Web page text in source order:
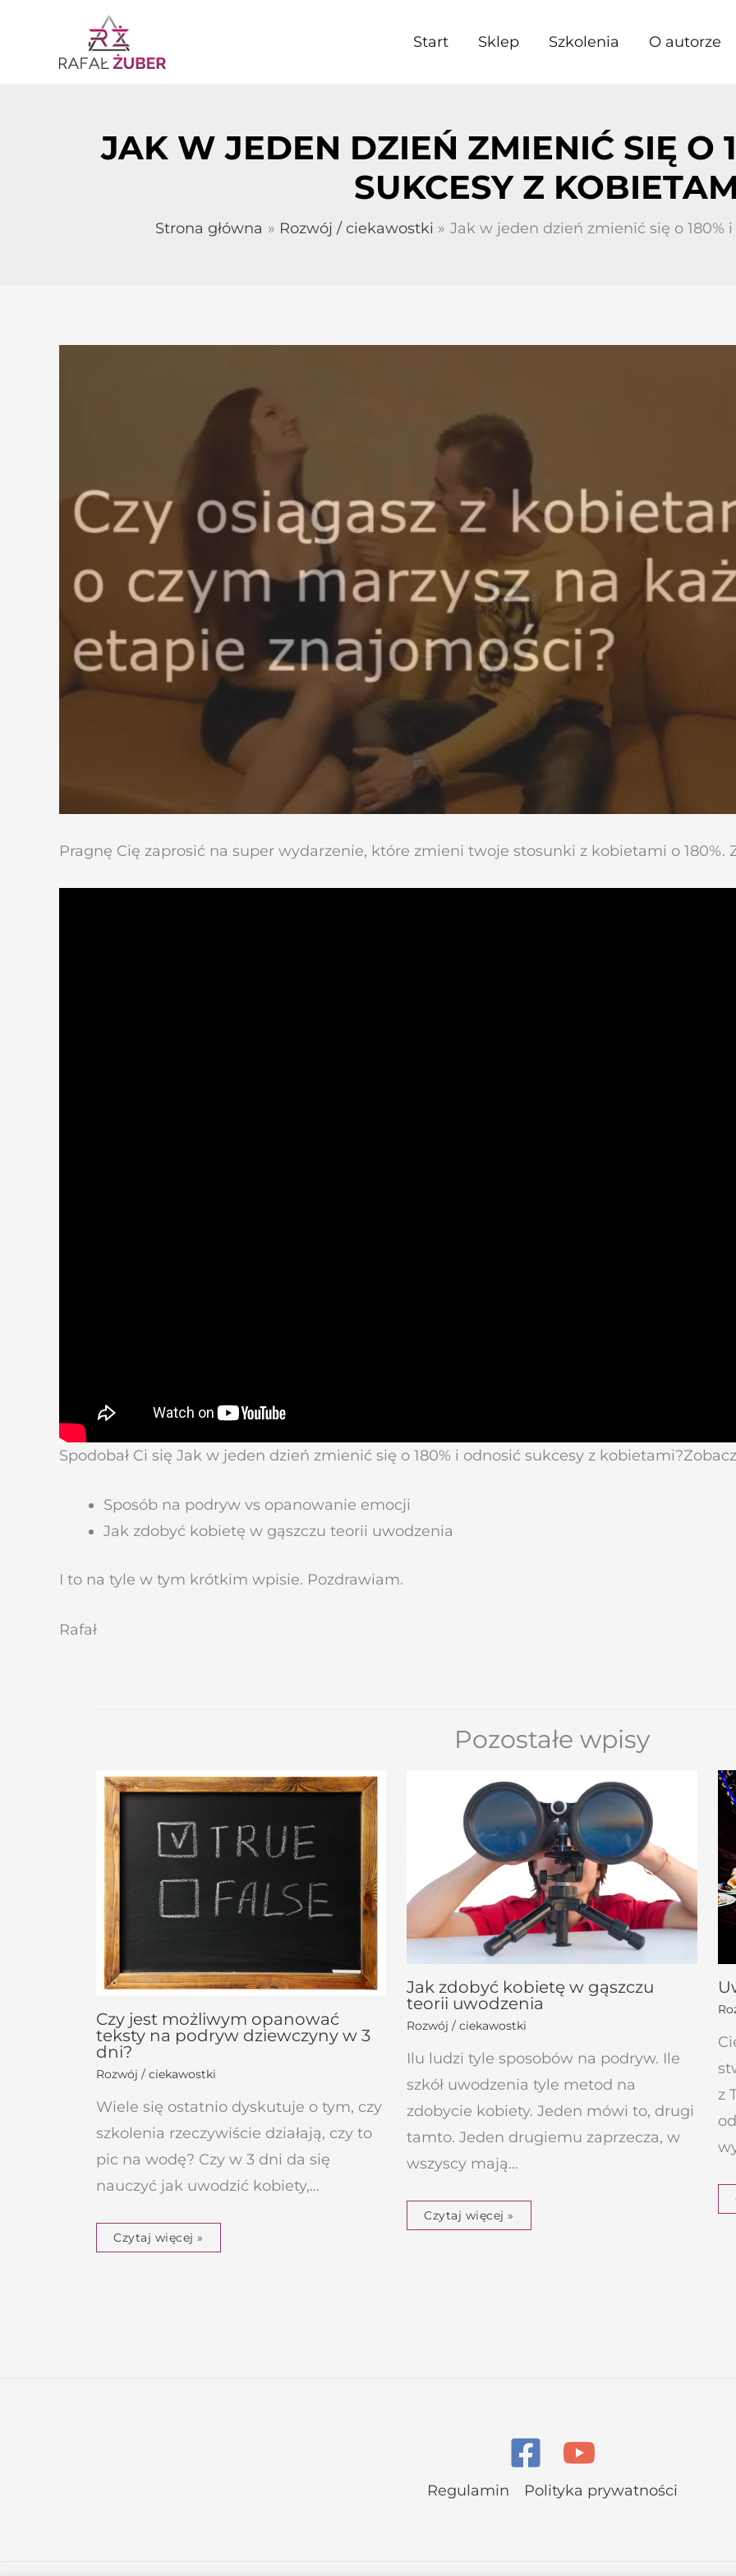
Start Sklep Szkolenia O autorze
JAK W JEDEN DZIEŃ ZMIENIĆ SIĘ O
SUKCESY Z
Strona główna Rozwój / ciekawostki Jak w jeden dzień zmienić się o 180%
Pragnę Cię zaprosić na super wydarzenie, które zmieni twoje stosunki z kobietami o 180%.
Spodobał Ci się Jak w jeden dzień zmienić się o 180% i odnosić sukcesy z
Sposób na podryw vs opanowanie emocji
Jak zdobyć kobietę w gąszczu teorii uwodzenia
I to na tyle w tym krótkim wpisie. Pozdrawiam.
Rafał
Pozostałe wpisy
Czy jest możliwym opanować
teksty na podryw dziewczyny w 3
dni?
Rozwój / ciekawostki
Wiele się ostatnio dyskutuje o tym, czy
szkolenia rzeczywiście działają, czy to
pic na wodę? Czy w 3 dni da się
nauczyć jak uwodzić kobiety,…
Czytaj więcej »
Jak zdobyć kobietę w gąszczu
teorii uwodzenia
Rozwój / ciekawostki
Ilu ludzi tyle sposobów na podryw. Ile
szkół uwodzenia tyle metod na
zdobycie kobiety. Jeden mówi to, drugi
tamto. Jeden drugiemu zaprzecza, w
wszyscy mają…
Czytaj więcej »
z
Regulamin Polityka prywatności